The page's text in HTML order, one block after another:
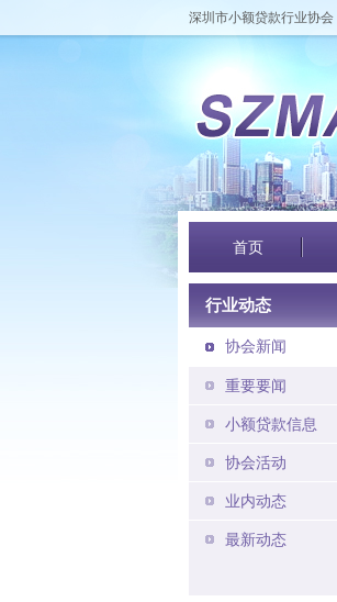
深圳市小额贷款行业协会
首页
行业动态
协会新闻
重要要闻
小额贷款信息
协会活动
业内动态
最新动态